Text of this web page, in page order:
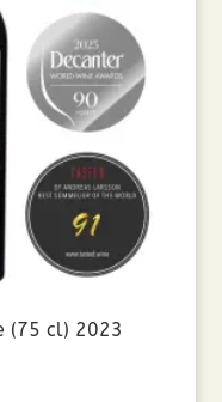
(75 cl) 2023